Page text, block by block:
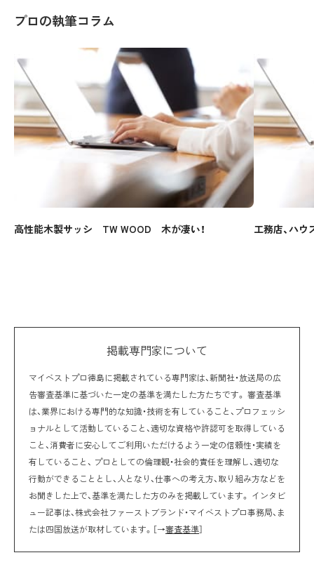
プロの執筆コラム
高性能木製サッシ TW WOOD 木が凄い！ 工務店、ハ
掲載専門家について
マイベストプロ徳島に掲載されている専門家は、新聞社・放送局の広
告審査基準に基づいた一定の基準を満たした方たちです。 審査基準
は、業界における専門的な知識・技術を有していること、プロフェッシ
ョナルとして活動していること、適切な資格や許認可を取得している
こと、消費者に安心してご利用いただけるよう一定の信頼性・実績を
有していること、 プロとしての倫理観・社会的責任を理解し、適切な
行動ができることとし、人となり、仕事への考え方、取り組み方などを
お聞きした上で、基準を満たした方のみを掲載しています。 インタビ
ュー記事は、株式会社ファーストブランド・マイベストプロ事務局、ま
たは四国放送が取材しています。［→審査基準］